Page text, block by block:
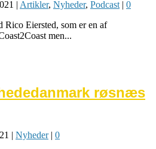
| Artikler, Nyheder, Podcast | 0
Rico Eiersted, som er en af
men...
røsnæs
| Nyheder| 0